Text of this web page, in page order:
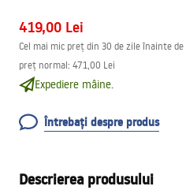
419,00 Lei
Cel mai mic preț din 30 de zile înainte de
preț normal: 471,00 Lei
Expediere mâine.
Întrebați despre produs
Descrierea produsului